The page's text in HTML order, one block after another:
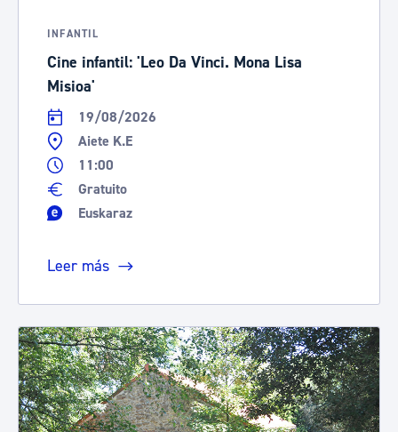
INFANTIL
Cine infantil: 'Leo Da Vinci. Mona Lisa
Misioa'
19/08/2026
Aiete K.E
11:00
Gratuito
Euskaraz
Leer más